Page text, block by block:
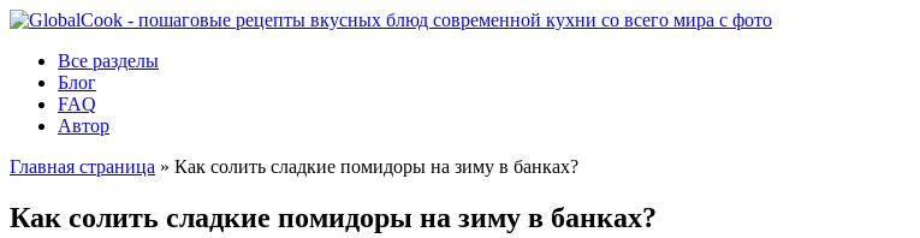
Перейти
контентуВсе разделы
Блог
FAQ
Автор
Главная страница » Как солить сладкие помидоры на зиму в банках?
Как солить сладкие помидоры на зиму в банках?